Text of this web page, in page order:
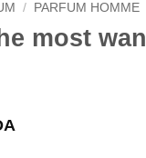
/ PARFUM HOMME
most